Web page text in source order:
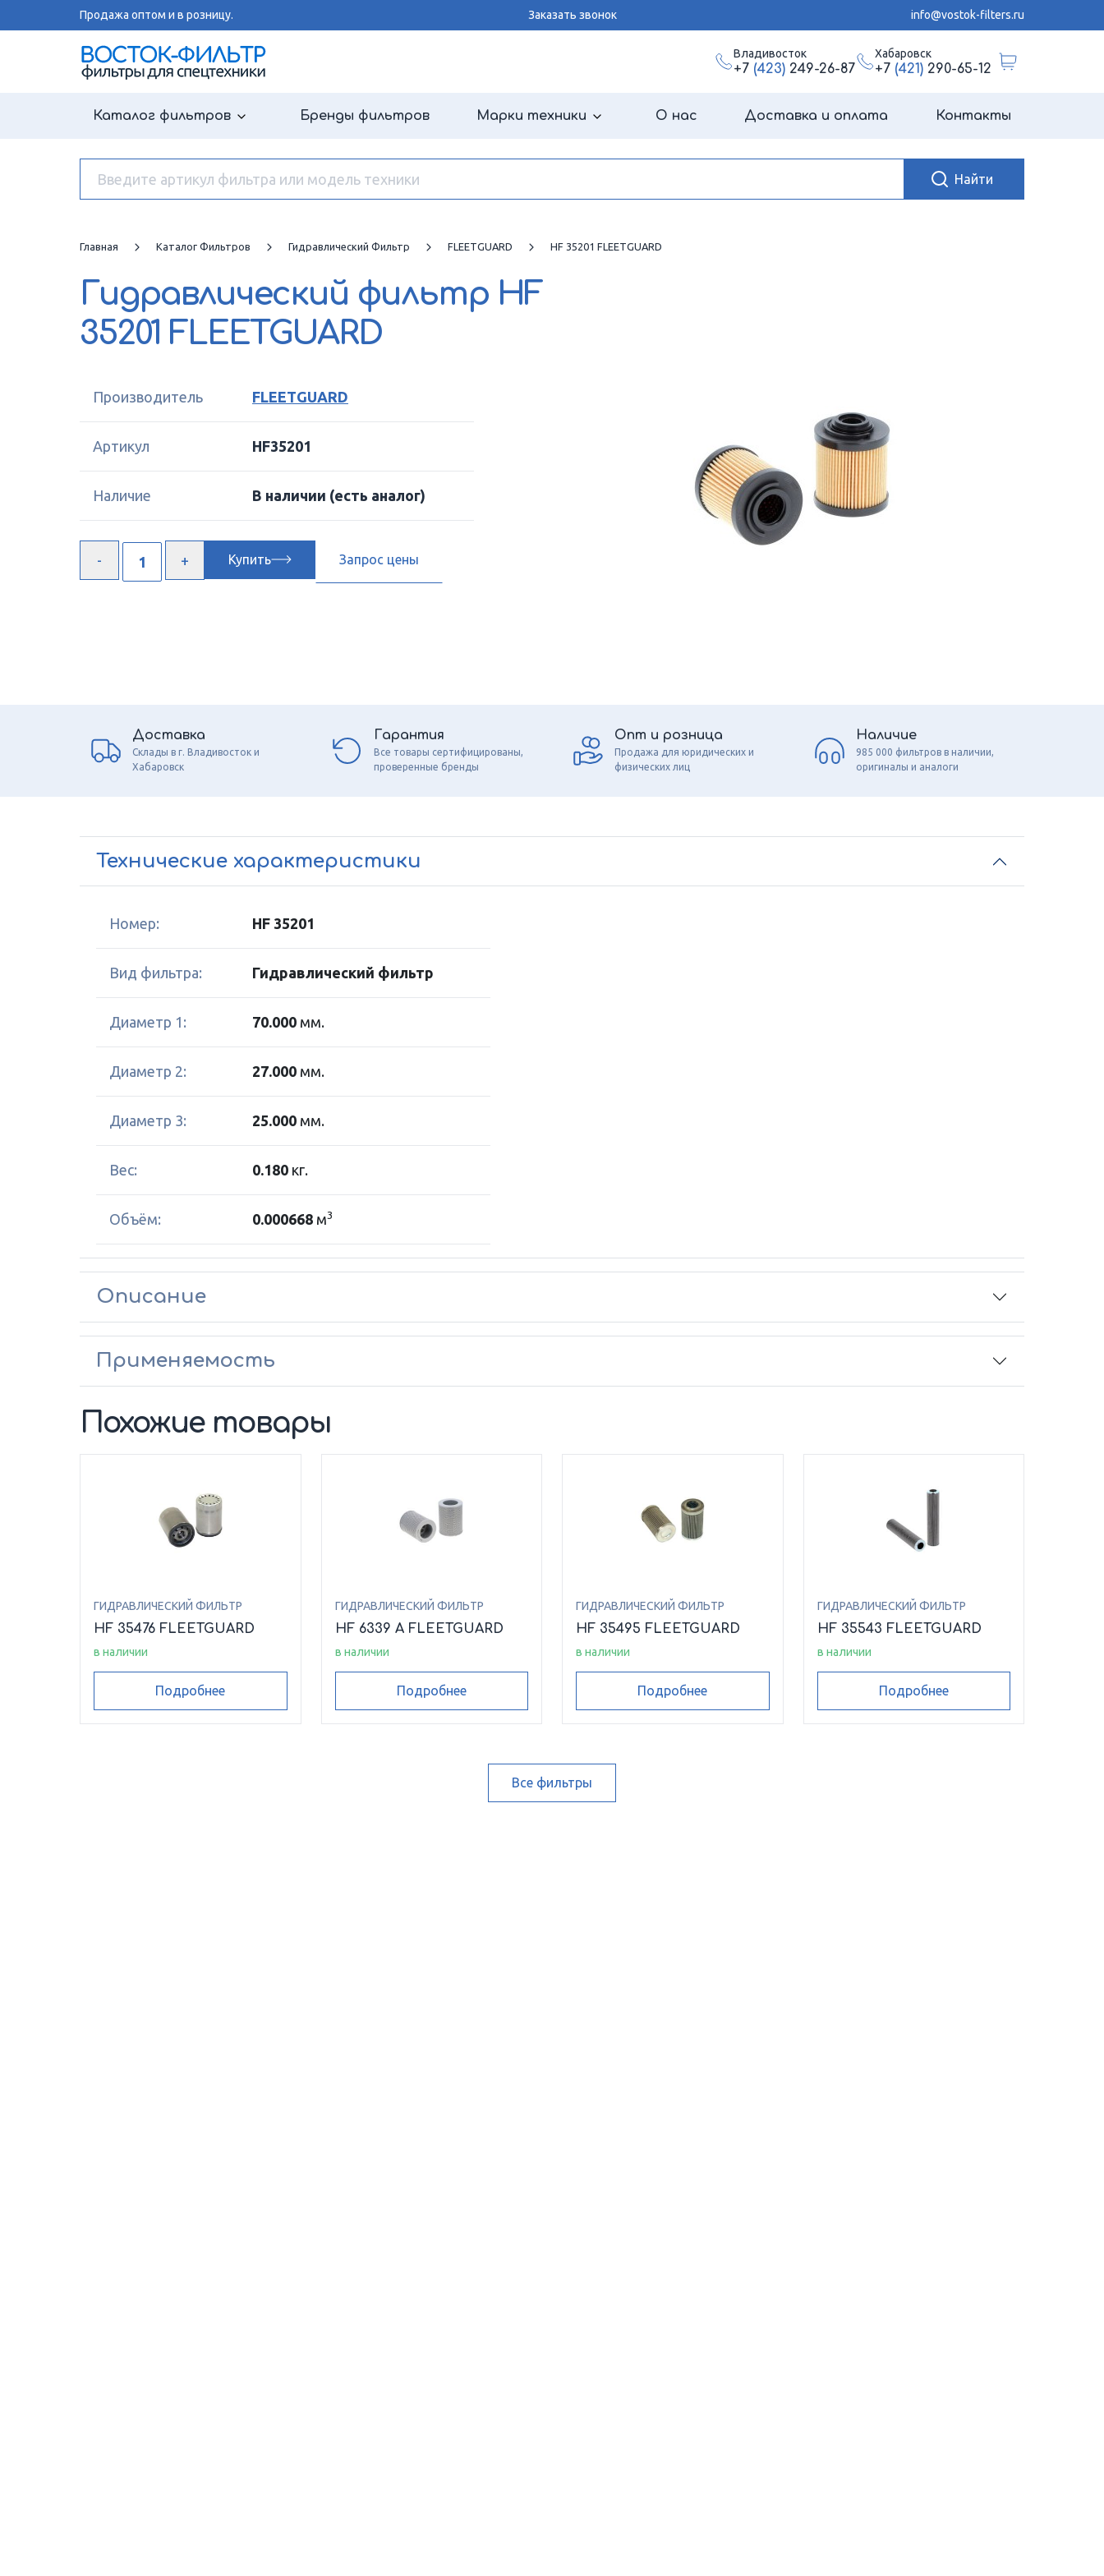
Продажа оптом и в розницу. Заказать звонок info@vostok-filters.ru
Владивосток
+7 (423)249-26-87
Хабаровск
+7 (421)290-65-12
Каталог фильтров Бренды фильтров Марки техники О нас Доставка и оплата Контакты
Главная Каталог Фильтров Гидравлический Фильтр FLEETGUARD HF 35201 FLEETGUARD
Гидравлический фильтр HF
35201 FLEETGUARD
Производитель FLEETGUARD
Артикул HF35201
Наличие В наличии (есть аналог)
Купить Запрос цены
Доставка
Склады в г. Владивосток и
Хабаровск
Гарантия
Все товары сертифицированы,
проверенные бренды
Опт и розница
Продажа для юридических и
физических лиц
Наличие
985 000 фильтров в наличии,
оригиналы и аналоги
Технические характеристики
Номер: HF 35201
Вид фильтра: Гидравлический фильтр
Диаметр 1: 70.000 мм.
Диаметр 2: 27.000 мм.
Диаметр 3: 25.000 мм.
Вес: 0.180 кг.
Объём: 0.000668 м3
Описание
Применяемость
Похожие товары
ГИДРАВЛИЧЕСКИЙ ФИЛЬТР
HF 35476 FLEETGUARD
в наличии
Подробнее
ГИДРАВЛИЧЕСКИЙ ФИЛЬТР
HF 6339 A FLEETGUARD
в наличии
Подробнее
ГИДРАВЛИЧЕСКИЙ ФИЛЬТР
HF 35495 FLEETGUARD
в наличии
Подробнее
ГИДРАВЛИЧЕСКИЙ ФИЛЬТР
HF 35543 FLEETGUARD
в наличии
Подробнее
Все фильтры